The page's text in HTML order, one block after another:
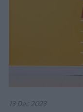
13 Dec 2023